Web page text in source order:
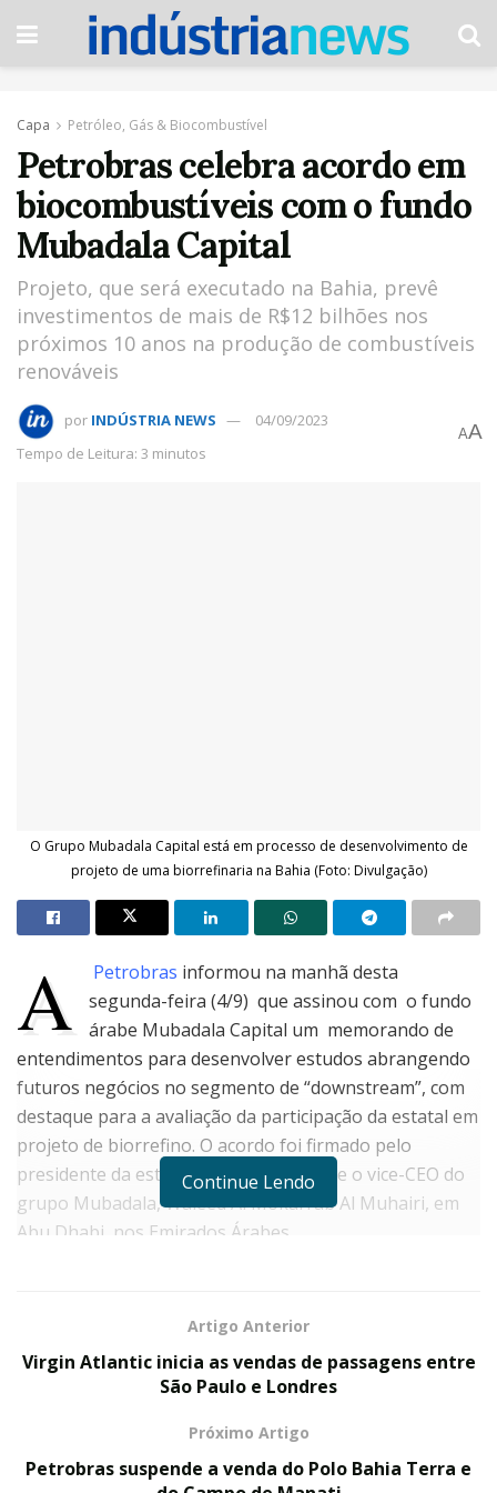
Capa Petróleo, Gás & Biocombustível
Petrobras celebra acordo em
biocombustíveis com o fundo
Mubadala Capital
Projeto, que será executado na Bahia, prevê
investimentos de mais de R$12 bilhões nos
próximos 10 anos na produção de combustíveis
renováveis
por INDÚSTRIA NEWS
04/09/2023
Tempo de Leitura: 3 minutos
AA
O Grupo Mubadala Capital está em processo de desenvolvimento de
projeto de uma biorrefinaria na Bahia (Foto: Divulgação)
A Petrobras informou na manhã desta
segunda-feira (4/9) que assinou com o fundo
árabe Mubadala Capital um memorando de
entendimentos para desenvolver estudos abrangendo
futuros negócios no segmento de “downstream”, com
destaque para a avaliação da participação da estatal em
projeto de biorrefino. O acordo foi firmado pelo
presidente da estatal Jean Paul Prates e o vice-CEO do
grupo Mubadala, Waleed Al Mokarrab Al Muhairi, em
Abu Dhabi, nos Emirados Árabes.
integrada na Bahia, com foco na produção de diesel
renovável e querosene de aviação sustentável. Este
projeto reforça o papel do Brasil como fornecedor
estratégico de combustíveis renováveis, capitalizando
Continue Lendo
Artigo Anterior
Virgin Atlantic inicia as vendas de passagens entre
São Paulo e Londres
Próximo Artigo
Petrobras suspende a venda do Polo Bahia Terra e